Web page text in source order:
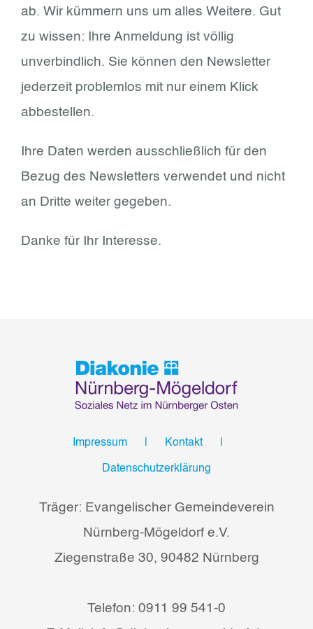
ab. Wir kümmern uns um alles Weitere. Gut
zu wissen: Ihre Anmeldung ist völlig
unverbindlich. Sie können den Newsletter
jederzeit problemlos mit nur einem Klick
abbestellen.
Ihre Daten werden ausschließlich für den
Bezug des Newsletters verwendet und nicht
an Dritte weiter gegeben.
Danke für Ihr Interesse.
Impressum Kontakt
Datenschutzerklärung
Träger: Evangelischer Gemeindeverein
Nürnberg-Mögeldorf e.V.
Ziegenstraße 30, 90482 Nürnberg
Telefon: 0911 99 541-0